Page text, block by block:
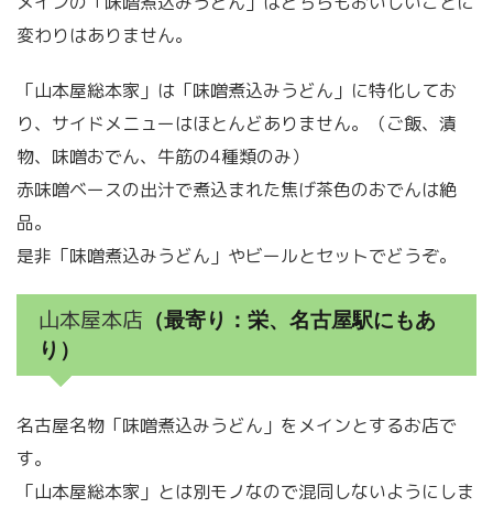
変わりはありません。
「山本屋総本家」は「味噌煮込みうどん」に特化してお
り、サイドメニューはほとんどありません。（ご飯、漬
物、味噌おでん、牛筋の4種類のみ）
赤味噌ベースの出汁で煮込まれた焦げ茶色のおでんは絶
品。
是非「味噌煮込みうどん」やビールとセットでどうぞ。
山本屋本店 （最寄り：栄、名古屋駅にもあ
り）
名古屋名物「味噌煮込みうどん」をメインとするお店で
す。
「山本屋総本家」とは別モノなので混同しないようにしま